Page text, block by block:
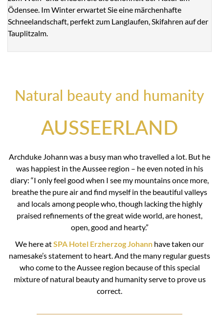
Ödensee. Im Winter erwartet Sie eine märchenhafte
Schneelandschaft, perfekt zum Langlaufen, Skifahren auf der
Tauplitzalm.
Natural beauty and humanity
AUSSEERLAND
Archduke Johann was a busy man who travelled a lot. But he
was happiest in the Aussee region – he even noted in his
diary: “I only feel good when I see my mountains once more,
breathe the pure air and find myself in the beautiful valleys
and locals among people who, though lacking the highly
praised refinements of the great wide world, are honest,
open, good and hearty.”
We here atSPA Hotel Erzherzog Johann have taken our
namesake’s statement to heart. And the many regular guests
who come to the Aussee region because of this special
mixture of natural beauty and humanity serve to prove us
correct.